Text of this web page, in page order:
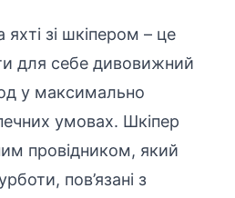
зі шкіпером – це
для себе дивовижний
у максимально
умовах. Шкіпер
провідником, який
пов’язані з